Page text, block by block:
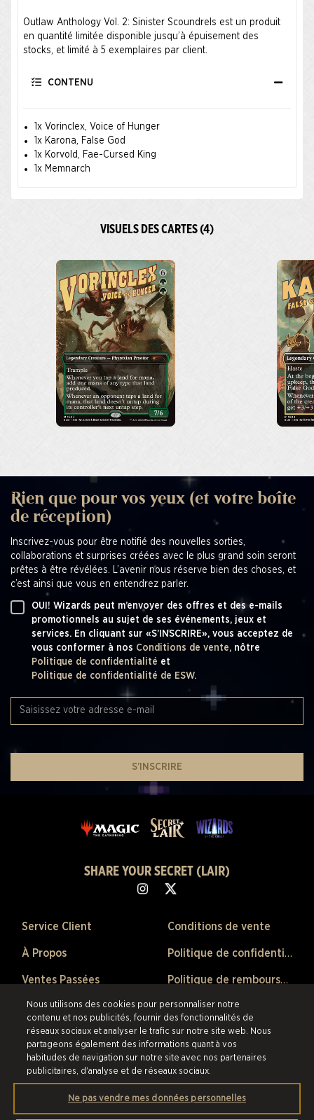
Outlaw Anthology Vol. 2: Sinister Scoundrels est un produit
en quantité limitée disponible jusqu’à épuisement des
stocks, et limité à 5 exemplaires par client.
CONTENU
1x Vorinclex, Voice of Hunger
1x Karona, False God
1x Korvold, Fae-Cursed King
1x Memnarch
VISUELS DES CARTES (4)
Rien que pour vos yeux (et votre boîte
de réception)
Inscrivez-vous pour être notifié des nouvelles sorties,
collaborations et surprises créées avec le plus grand soin seront
prêtes à être révélées. L’avenir nous réserve bien des choses, et
c’est ainsi que vous en entendrez parler.
OUI! Wizards peut m’envoyer des offres et des e-mails
promotionnels au sujet de ses événements, jeux et
services. En cliquant sur «S’INSCRIRE», vous acceptez de
vous conformer à nos Conditions de vente, nôtre
Politique de confidentialité et
Politique de confidentialité de ESW.
S’INSCRIRE
SHARE YOUR SECRET (LAIR)
Service Client
À Propos
Ventes Passées
Préférences de Cookies
Conditions de vente
Politique de confidentialité
Politique de remboursement
©2026 Scalefast Inc. (faisant affaire sous le nom de ESW). Tous droits
réservés. Les marques citées sont la propriété de leurs détenteurs respectifs
aux États-Unis et dans les autres pays. Scalefast Inc. (faisant affaire sous le
nom de ESW) est le revendeur et marchand agréé pour les produits et
services proposés au sein de cette boutique en ligne.
Nous utilisons des cookies pour personnaliser notre
contenu et nos publicités, fournir des fonctionnalités de
réseaux sociaux et analyser le trafic sur notre site web. Nous
partageons également des informations quant à vos
habitudes de navigation sur notre site avec nos partenaires
publicitaires, d'analyse et de réseaux sociaux.
Ne pas vendre mes données personnelles